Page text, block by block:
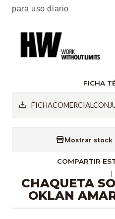
para uso diario
FICHA
Mostrar stock
COMPARTIR
CHAQUETA
OKLAN